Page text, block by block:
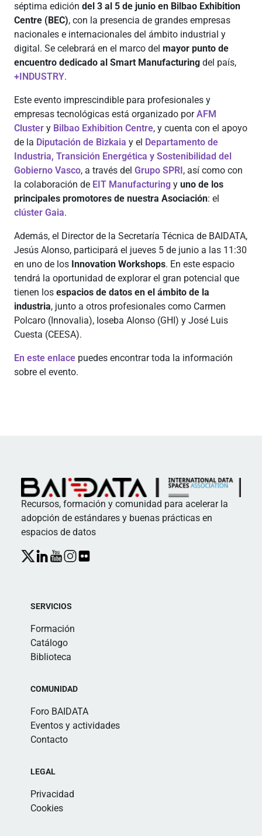
séptima edición del 3 al 5 de junio en Bilbao Exhibition
Centre (BEC), con la presencia de grandes empresas
nacionales e internacionales del ámbito industrial y
digital. Se celebrará en el marco del mayor punto de
encuentro dedicado al Smart Manufacturing del país,
+INDUSTRY.
Este evento imprescindible para profesionales y
empresas tecnológicas está organizado porAFM
Cluster y Bilbao Exhibition Centre, y cuenta con el apoyo
de la Diputación de Bizkaia y el Departamento de
Industria, Transición Energética y Sostenibilidad del
Gobierno Vasco, a través del Grupo SPRI, así como con
la colaboración de EIT Manufacturing y uno de los
principales promotores de nuestra Asociación: el
clúster Gaia.
Además, el Director de la Secretaría Técnica de BAIDATA,
Jesús Alonso, participará el jueves 5 de junio a las 11:30
en uno de los Innovation Workshops. En este espacio
tendrá la oportunidad de explorar el gran potencial que
tienen los espacios de datos en el ámbito de la
industria, junto a otros profesionales como Carmen
Polcaro (Innovalia), Ioseba Alonso (GHI) y José Luis
Cuesta (CEESA).
En este enlace puedes encontrar toda la información
sobre el evento.
Recursos, formación y comunidad para acelerar la
adopción de estándares y buenas prácticas en
espacios de datos
SERVICIOS
Formación
Catálogo
Biblioteca
COMUNIDAD
Foro BAIDATA
Eventos y actividades
Contacto
LEGAL
Privacidad
Cookies